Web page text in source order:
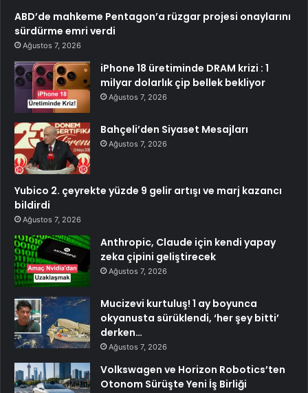
ABD’de mahkeme Pentagon’a rüzgar projesi onaylarını
sürdürme emri verdi
Ağustos 7, 2026
iPhone 18 üretiminde DRAM krizi : 1
milyar dolarlık çip bellek bekliyor
Ağustos 7, 2026
Bahçeli’den Siyaset Mesajları
Ağustos 7, 2026
Yubico 2. çeyrekte yüzde 9 gelir artışı ve marj kazancı
bildirdi
Ağustos 7, 2026
Anthropic, Claude için kendi yapay
zeka çipini geliştirecek
Ağustos 7, 2026
Mucizevi kurtuluş! 1 ay boyunca
okyanusta sürüklendi, ‘her şey bitti’
derken…
Ağustos 7, 2026
Volkswagen ve Horizon Robotics’ten
Otonom Sürüşte Yeni İş Birliği